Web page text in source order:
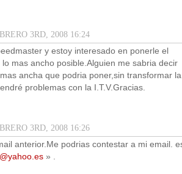
3RD, 2008 16:24
y estoy interesado en ponerle el
mas ancho posible.Alguien me sabria decir
ancha que podria poner,sin transformar la
problemas con la I.T.V.Gracias.
3RD, 2008 16:26
anterior.Me podrias contestar a mi email.
» .